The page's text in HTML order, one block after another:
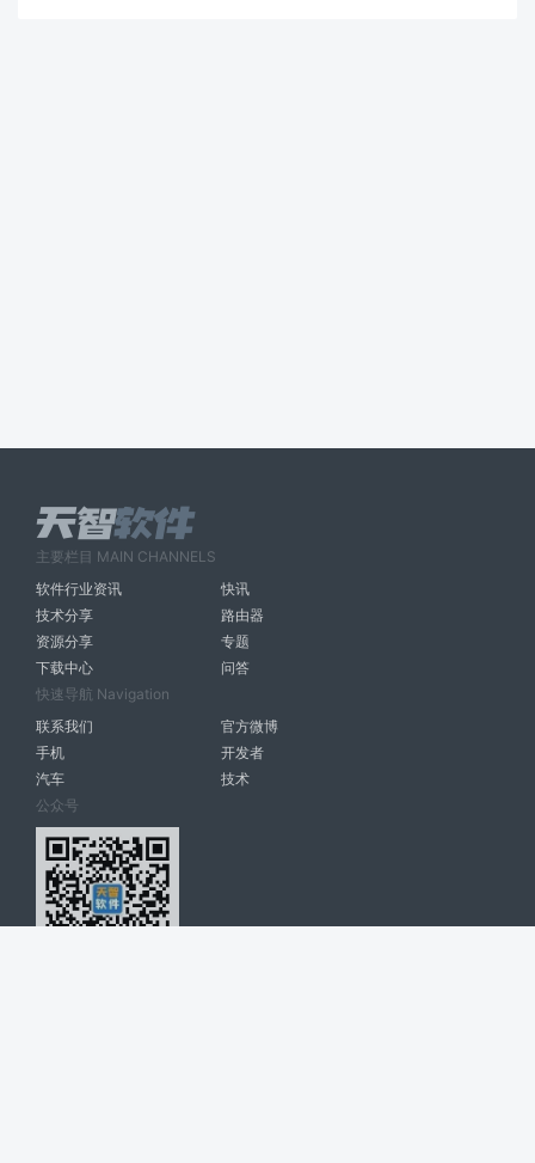
主要栏目 MAIN CHANNELS
软件行业资讯
快讯
技术分享
路由器
资源分享
专题
下载中心
问答
快速导航 Navigation
联系我们
官方微博
手机
开发者
汽车
技术
公众号